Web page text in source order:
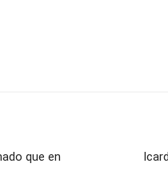
que en